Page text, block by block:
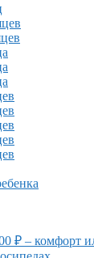
₽ – комфорт